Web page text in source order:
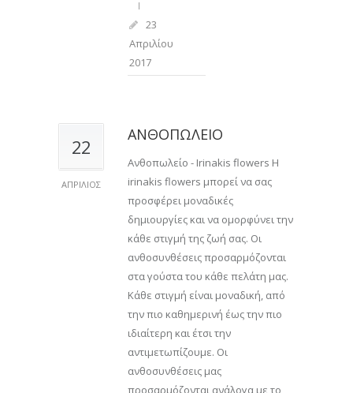
23
Απριλίου
2017
22
ΑΠΡΊΛΙΟΣ
ΑΝΘΟΠΩΛΕΙΟ
Ανθοπωλείο - Irinakis flowers Η
irinakis flowers μπορεί να σας
προσφέρει μοναδικές
δημιουργίες και να ομορφύνει την
κάθε στιγμή της ζωή σας. Οι
ανθοσυνθέσεις προσαρμόζονται
στα γούστα του κάθε πελάτη μας.
Κάθε στιγμή είναι μοναδική, από
την πιο καθημερινή έως την πιο
ιδιαίτερη και έτσι την
αντιμετωπίζουμε. Οι
ανθοσυνθέσεις μας
προσαρμόζονται ανάλογα με το